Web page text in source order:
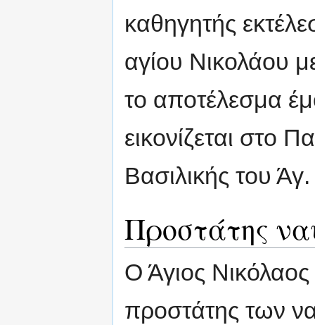
καθηγητής
αγίου Νικολάου
το αποτέλεσμα
εικονίζεται στο
Βασιλικής του
Προστάτης
Ο Άγιος Νικόλαος
προστάτης των